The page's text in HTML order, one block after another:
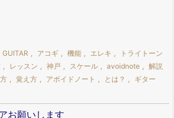
GUITAR アコギ 機能 エレキ
トライトーン
レッスン 神戸 スケール avoidnote
解説
覚え方 アボイドノート とは？ ギター
お願いします